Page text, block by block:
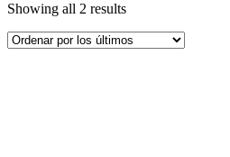
Showing all 2 results